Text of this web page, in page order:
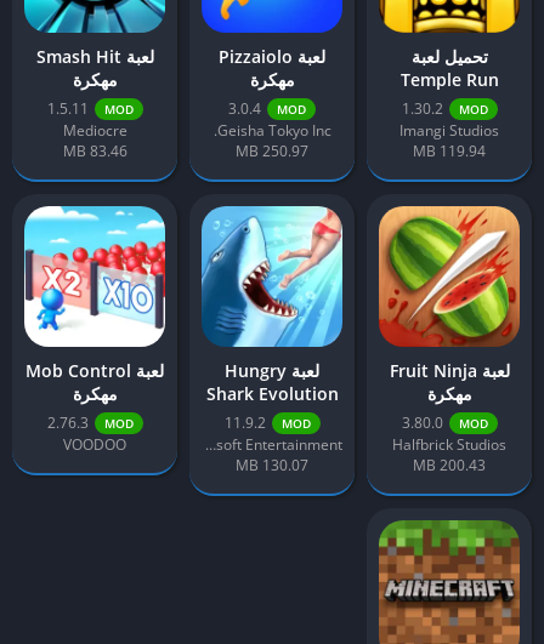
تحميل لعبة
Temple Run
مهكرة من ميديا
فاير
MOD
1.30.2
Imangi Studios
119.94 MB
لعبة Pizzaiolo
مهكرة
MOD
3.0.4
Geisha Tokyo Inc.
250.97 MB
لعبة Smash Hit
مهكرة
MOD
1.5.11
Mediocre
83.46 MB
لعبة Fruit Ninja
مهكرة
MOD
3.80.0
Halfbrick Studios
200.43 MB
لعبة Hungry
Shark Evolution
مهكرةMOD
11.9.2
Ubisoft Entertainment
130.07 MB
لعبة Mob Control
مهكرة
MOD
2.76.3
VOODOO